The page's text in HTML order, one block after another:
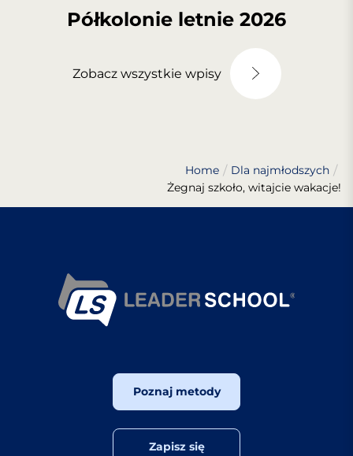
Półkolonie letnie 2026
Zobacz wszystkie wpisy
Home
Dla najmłodszych
Żegnaj szkoło, witajcie wakacje!
Poznaj metody
Zapisz się